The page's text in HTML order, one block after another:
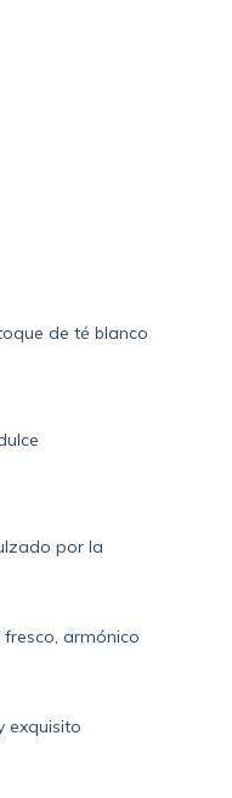
de té blanco
por la
fresco, armónico
exquisito